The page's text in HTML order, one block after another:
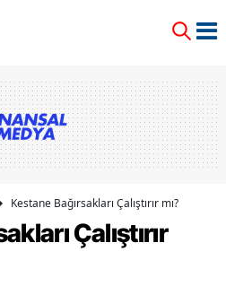
Kestane Bağırsakları Çalıştırır mı?
Çalıştırır